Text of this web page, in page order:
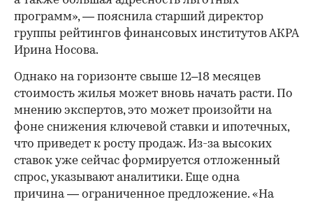
программ», — пояснила старший директор
группы рейтингов финансовых институтов АКРА
Ирина Носова.
Однако на горизонте свыше 12–18 месяцев
стоимость жилья может вновь начать расти. По
мнению экспертов, это может произойти на
фоне снижения ключевой ставки и ипотечных,
что приведет к росту продаж. Из-за высоких
ставок уже сейчас формируется отложенный
спрос, указывают аналитики. Еще одна
причина — ограниченное предложение. «На